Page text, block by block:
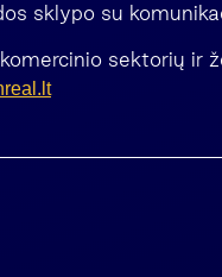
sklypo su
sektorių ir